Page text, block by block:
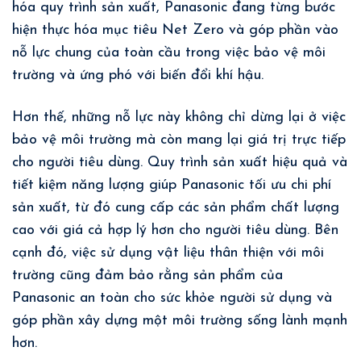
hóa quy trình sản xuất, Panasonic đang từng bước
hiện thực hóa mục tiêu Net Zero và góp phần vào
nỗ lực chung của toàn cầu trong việc bảo vệ môi
trường và ứng phó với biến đổi khí hậu.
Hơn thế, những nỗ lực này không chỉ dừng lại ở việc
bảo vệ môi trường mà còn mang lại giá trị trực tiếp
cho người tiêu dùng. Quy trình sản xuất hiệu quả và
tiết kiệm năng lượng giúp Panasonic tối ưu chi phí
sản xuất, từ đó cung cấp các sản phẩm chất lượng
cao với giá cả hợp lý hơn cho người tiêu dùng. Bên
cạnh đó, việc sử dụng vật liệu thân thiện với môi
trường cũng đảm bảo rằng sản phẩm của
Panasonic an toàn cho sức khỏe người sử dụng và
góp phần xây dựng một môi trường sống lành mạnh
hơn.